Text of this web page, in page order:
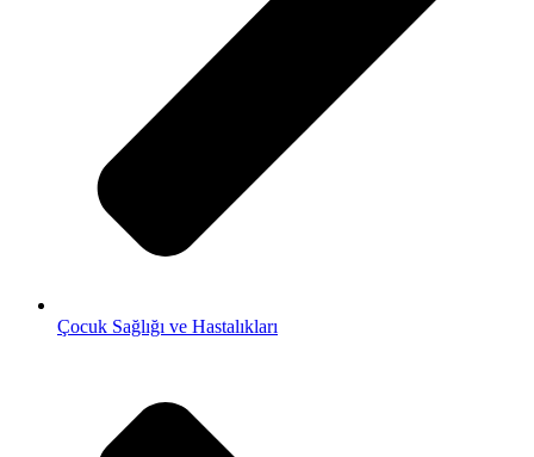
Çocuk Sağlığı ve Hastalıkları